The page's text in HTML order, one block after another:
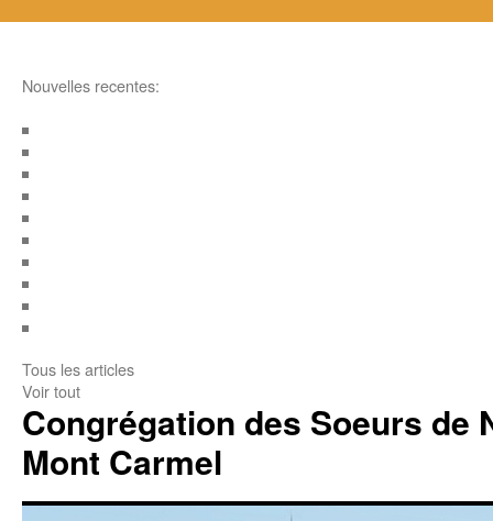
Nouvelles recentes:
Tous les articles
Voir tout
Congrégation des Soeurs de
Mont Carmel